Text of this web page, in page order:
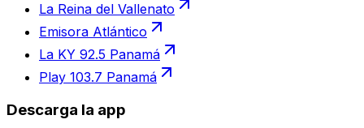
La Reina del Vallenato
Emisora Atlántico
La KY 92.5 Panamá
Play 103.7 Panamá
Descarga la app